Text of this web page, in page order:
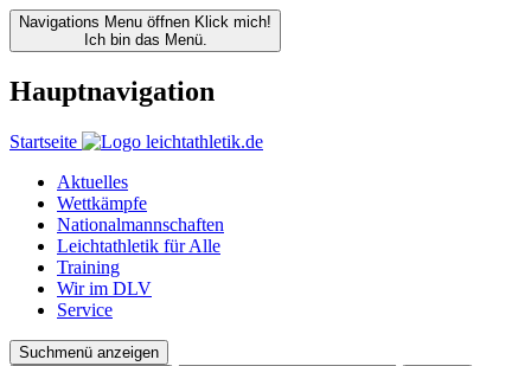
Navigations Menu öffnen Klick mich!
Ich bin das Menü.
Hauptnavigation
Startseite
Aktuelles
Wettkämpfe
Nationalmannschaften
Leichtathletik für Alle
Training
Wir im DLV
Service
Suchmenü anzeigen